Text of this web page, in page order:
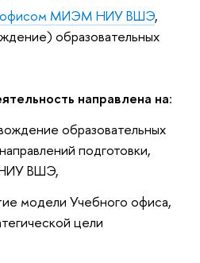
офисом МИЭМ НИУ ВШЭ,
образовательных
направлена на:
образовательных
подготовки,
ВШЭ,
модели Учебного офиса,
цели